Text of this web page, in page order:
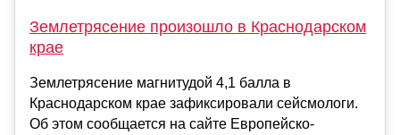
Землетрясение произошло в Краснодарском
крае
Землетрясение магнитудой 4,1 балла в
Краснодарском крае зафиксировали сейсмологи.
Об этом сообщается на сайте Европейско-